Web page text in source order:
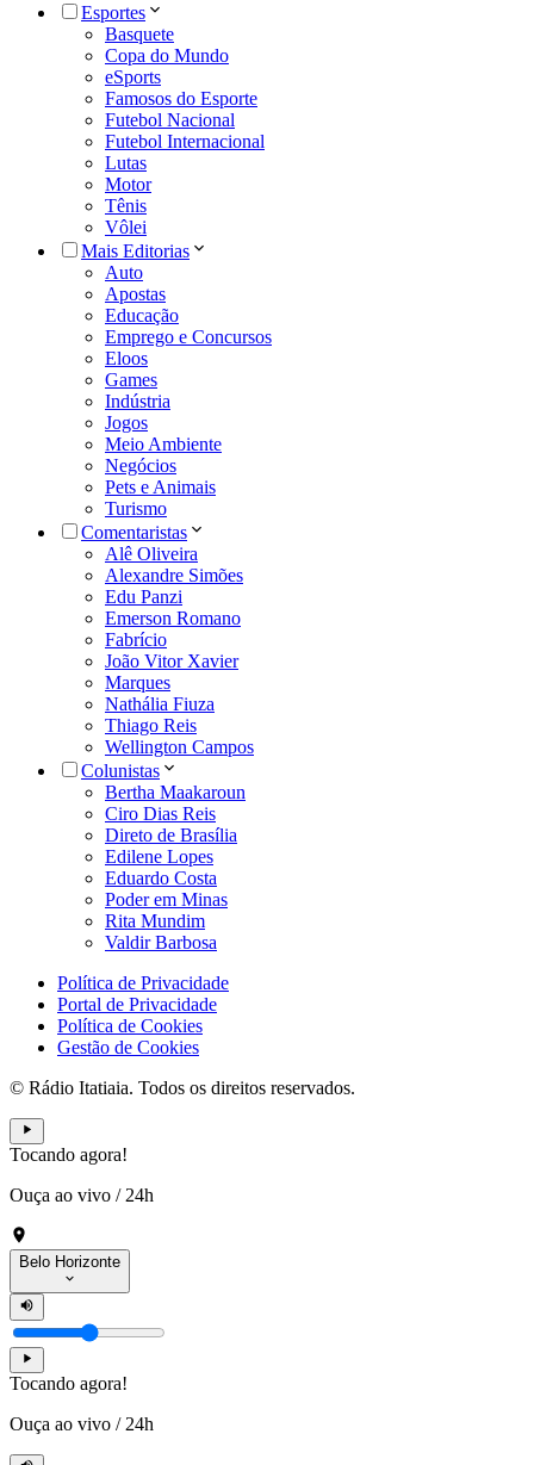
Esportes
Basquete
Copa do Mundo
eSports
Famosos do Esporte
Futebol Nacional
Futebol Internacional
Lutas
Motor
Tênis
Vôlei
Mais Editorias
Auto
Apostas
Educação
Emprego e Concursos
Eloos
Games
Indústria
Jogos
Meio Ambiente
Negócios
Pets e Animais
Turismo
Comentaristas
Alê Oliveira
Alexandre Simões
Edu Panzi
Emerson Romano
Fabrício
João Vitor Xavier
Marques
Nathália Fiuza
Thiago Reis
Wellington Campos
Colunistas
Bertha Maakaroun
Ciro Dias Reis
Direto de Brasília
Edilene Lopes
Eduardo Costa
Poder em Minas
Rita Mundim
Valdir Barbosa
Política de Privacidade
Portal de Privacidade
Política de Cookies
Gestão de Cookies
© Rádio Itatiaia. Todos os direitos reservados.
Tocando agora!
Ouça ao vivo / 24h
Belo Horizonte
Tocando agora!
Ouça ao vivo / 24h